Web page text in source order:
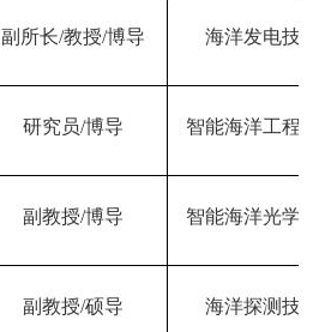
副所长/教授/博导 海洋发电技
研究员/博导 智能海洋工程
副教授/博导 智能海洋光学
副教授/硕导 海洋探测技